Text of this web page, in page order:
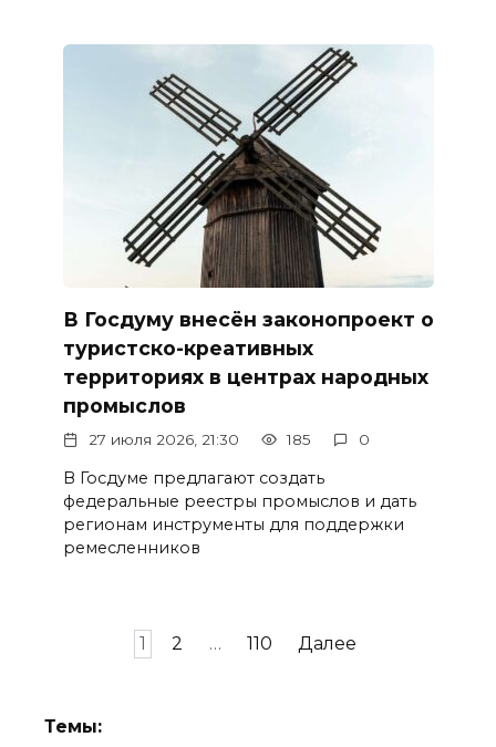
В Госдуму внесён законопроект о
туристско-креативных
территориях в центрах народных
промыслов
27 июля 2026, 21:30 185 0
В Госдуме предлагают создать
федеральные реестры промыслов и дать
регионам инструменты для поддержки
ремесленников
1 2 … 110 Далее
Темы: